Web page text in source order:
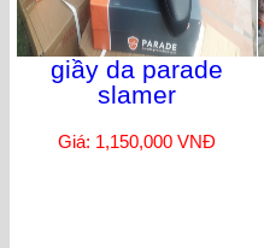
giầy da parade
slamer
Giá: 1,150,000 VNĐ